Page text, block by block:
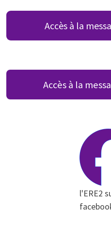
Accès à la
Accès à la
l'ERE2